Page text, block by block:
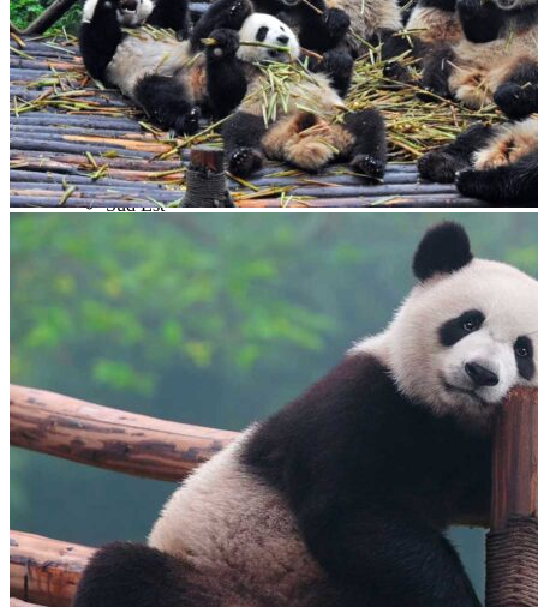
Gansu 甘肃
Dunhuang – 敦煌
Jiayuguan – 嘉峪关
Qinghai 青海
Xi’an 西安市
Xinjiang 新疆
Kashgar
Turpan
Sud Est
Canton 广州
Fujian 福建
Hong Kong 香港
Hunan 湖南
Ile d’Hainan 海南
Macao 澳门
Sud Ouest
Chongqing 重庆
Guangxi 广西
Guizhou 贵州
Hubei
Sichuan 四川
Tibet 西藏
Yunnan 云南